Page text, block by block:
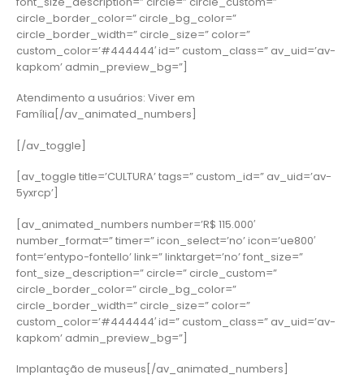
circle_border_color=” circle_bg_color=”
circle_border_width=” circle_size=” color=”
custom_color=’#444444′ id=” custom_class=” av_uid=’av-
kapkom’ admin_preview_bg=”]
Atendimento a usuários: Viver em
Família[/av_animated_numbers]
[/av_toggle]
[av_toggle title=’CULTURA’ tags=” custom_id=” av_uid=’av-
5yxrcp’]
[av_animated_numbers number=’R$ 115.000′
number_format=” timer=” icon_select=’no’ icon=’ue800′
font=’entypo-fontello’ link=” linktarget=’no’ font_size=”
font_size_description=” circle=” circle_custom=”
circle_border_color=” circle_bg_color=”
circle_border_width=” circle_size=” color=”
custom_color=’#444444′ id=” custom_class=” av_uid=’av-
kapkom’ admin_preview_bg=”]
Implantação de museus[/av_animated_numbers]